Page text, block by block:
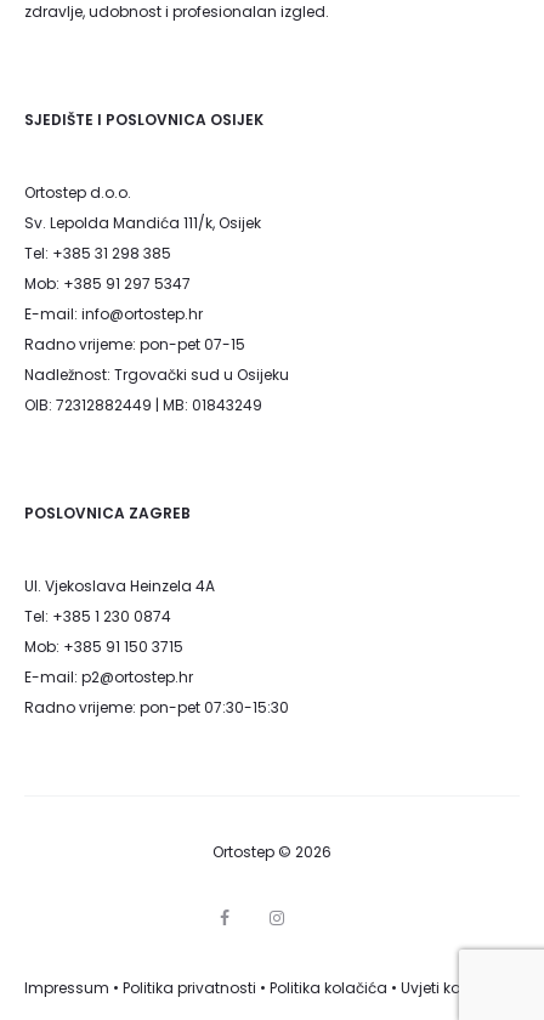
zdravlje, udobnost i profesionalan izgled.
SJEDIŠTE I POSLOVNICA OSIJEK
Ortostep d.o.o.
Sv. Lepolda Mandića 111/k, Osijek
Tel: +385 31 298 385
Mob: +385 91 297 5347
E-mail: info@ortostep.hr
Radno vrijeme: pon-pet 07-15
Nadležnost: Trgovački sud u Osijeku
OIB: 72312882449 | MB: 01843249
POSLOVNICA ZAGREB
Ul. Vjekoslava Heinzela 4A
Tel: +385 1 230 0874
Mob: +385 91 150 3715
E-mail: p2@ortostep.hr
Radno vrijeme: pon-pet 07:30-15:30
Ortostep © 2026
b
a
g
Impressum • Politika privatnosti • Politika kolačića • Uvjeti korištenja